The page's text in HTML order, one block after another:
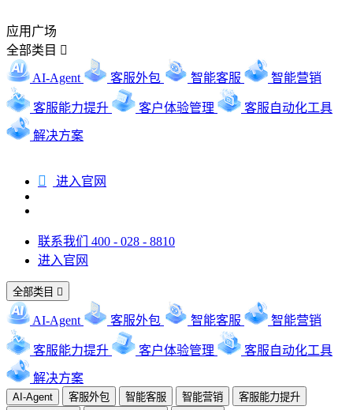
应用广场
全部类目 
AI-Agent 客服外包 智能客服 智能营销
客服能力提升 客户体验管理 客服自动化工具
解决方案
 进入官网
联系我们 400 - 028 - 8810
进入官网
全部类目 
AI-Agent 客服外包 智能客服 智能营销
客服能力提升 客户体验管理 客服自动化工具
解决方案
AI-Agent 客服外包 智能客服 智能营销
客服能力提升